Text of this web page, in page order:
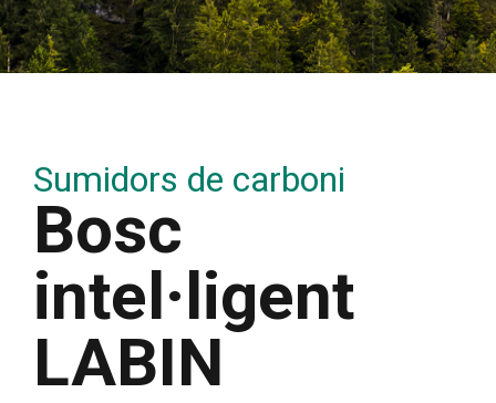
Sumidors de carboni
Bosc
intel·ligent
LABIN